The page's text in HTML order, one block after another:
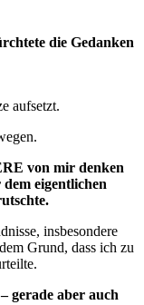
die Gedanken
aufsetzt.
von mir denken
eigentlichen
insbesondere
Grund, dass ich zu
gerade aber auch